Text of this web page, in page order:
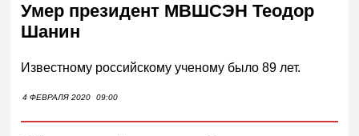
Умер президент МВШСЭН Теодор
Шанин
Известному российскому ученому было 89 лет.
4 ФЕВРАЛЯ 2020 09:00